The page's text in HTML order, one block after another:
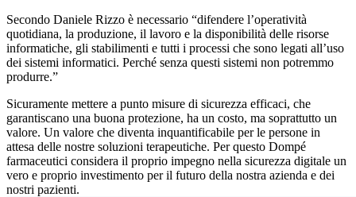
Secondo Daniele Rizzo è necessario “difendere l’operatività
quotidiana, la produzione, il lavoro e la disponibilità delle risorse
informatiche, gli stabilimenti e tutti i processi che sono legati all’uso
dei sistemi informatici. Perché senza questi sistemi non potremmo
produrre.”
Sicuramente mettere a punto misure di sicurezza efficaci, che
garantiscano una buona protezione, ha un costo, ma soprattutto un
valore. Un valore che diventa inquantificabile per le persone in
attesa delle nostre soluzioni terapeutiche. Per questo Dompé
farmaceutici considera il proprio impegno nella sicurezza digitale un
vero e proprio investimento per il futuro della nostra azienda e dei
nostri pazienti.